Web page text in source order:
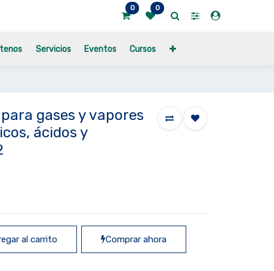
0 0
Servicios Eventos Cursos
gases y vapores
ácidos y
al carrito Comprar ahora